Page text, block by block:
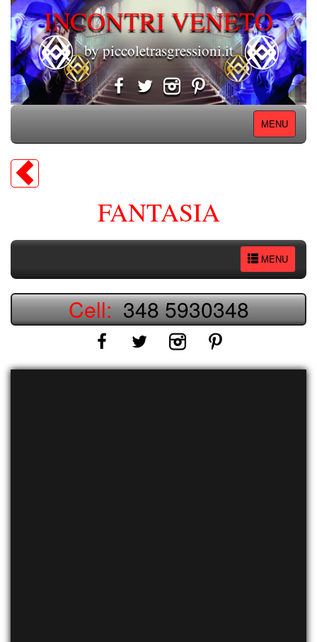
INCONTRI VENETO
by piccoletrasgressioni.it
MENU
FANTASIA
MENU
Cell:348 5930348